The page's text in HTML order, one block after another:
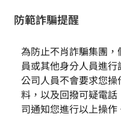
中美矽晶集團 X 環球晶圓
專戶」
防範詐騙提醒
為防止不肖詐騙集團
員或其他身分人員進
公司人員不會要求您
料，以及回撥可疑電
司通知您進行以上操作